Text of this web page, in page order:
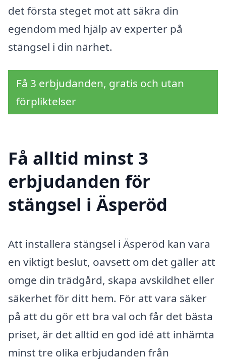
det första steget mot att säkra din
egendom med hjälp av experter på
stängsel i din närhet.
Få 3 erbjudanden, gratis och utan
förpliktelser
Få alltid minst 3
erbjudanden för
stängsel i Äsperöd
Att installera stängsel i Äsperöd kan vara
en viktigt beslut, oavsett om det gäller att
omge din trädgård, skapa avskildhet eller
säkerhet för ditt hem. För att vara säker
på att du gör ett bra val och får det bästa
priset, är det alltid en god idé att inhämta
minst tre olika erbjudanden från